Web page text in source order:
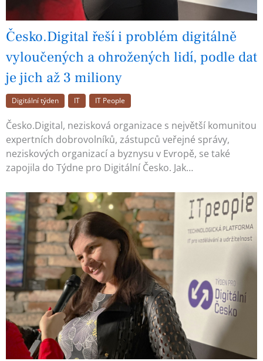
Česko.Digital řeší i problém digitálně
vyloučených a ohrožených lidí, podle dat
je jich až 3 miliony
Digitální týden IT IT People
Česko.Digital, nezisková organizace s největší komunitou
expertních dobrovolníků, zástupců veřejné správy,
neziskových organizací a byznysu v Evropě, se také
zapojila do Týdne pro Digitální Česko. Jak…